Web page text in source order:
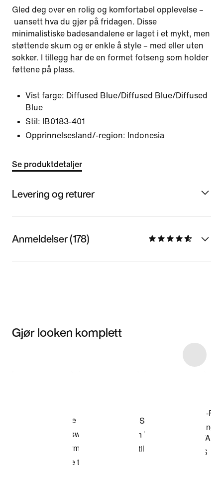
Gled deg over en rolig og komfortabel opplevelse –
uansett hva du gjør på fridagen. Disse
minimalistiske badesandalene er laget i et mykt, men
støttende skum og er enkle å style – med eller uten
sokker. I tillegg har de en formet fotseng som holder
føttene på plass.
Vist farge: Diffused Blue/Diffused Blue/Diffused
Blue
Stil:
IB0183-401
Opprinnelsesland/-region: Indonesia
Se produktdetaljer
Levering og returer
Anmeldelser (178)
Gjør looken komplett